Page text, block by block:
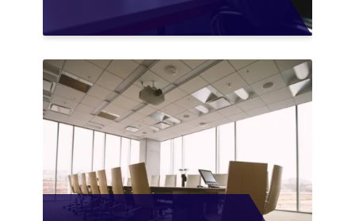
TRANSMISIÓN DE
PYMES ESPAÑOLAS